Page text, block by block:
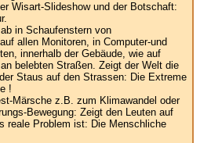
Wisart-Slideshow und der Botschaft:
in Schaufenstern von
allen Monitoren, in Computer-und
innerhalb der Gebäude, wie auf
belebten Straßen. Zeigt der Welt die
Staus auf den Strassen: Die Extreme
!
Märsche z.B. zum Klimawandel oder
Bewegung: Zeigt den Leuten auf
reale Problem ist: Die Menschliche